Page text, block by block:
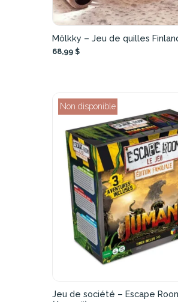
Mölkky – Jeu de quilles
68,99 $
Non disponible
Jeu de société – Escape